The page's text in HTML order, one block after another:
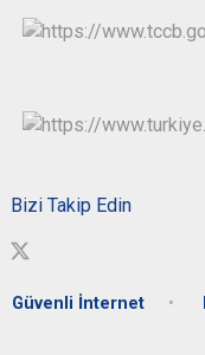
Bizi Takip Edin
Güvenli İnternet